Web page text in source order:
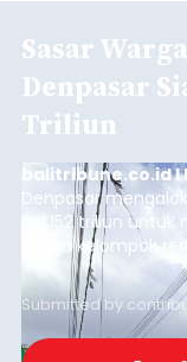
Sasar
Denpasar
Triliun
balitribune.co.id
Denpasar
Rp1,152 triliun
warga kelompok
garis kemiskinan.
guna menjaga
kelompok desil 5
merosot ke
Submitted by